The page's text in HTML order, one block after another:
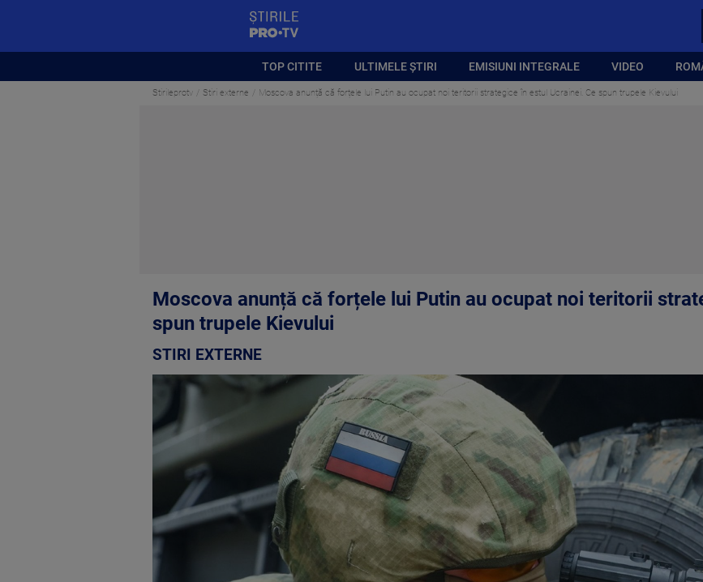
TOP CITITE ULTIMELE ȘTIRI EMISIUNI INTEGRALE VIDEO
Stirileprotv Stiri externe Moscova anunță că forțele lui Putin au ocupat noi teritorii strategice în estul Ucrainei. Ce spun trupele Kievului
Moscova anunță că forțele lui Putin au ocupat noi teritorii
spun trupele Kievului
STIRI EXTERNE